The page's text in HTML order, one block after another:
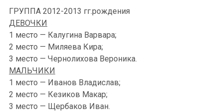
ГРУППА 2012-2013 гг.рождения
ДЕВОЧКИ
1 место — Калугина Варвара;
2 место — Миляева Кира;
3 место — Чернолихова Вероника.
МАЛЬЧИКИ
1 место — Иванов Владислав;
2 место — Кезиков Макар;
3 место — Щербаков Иван.